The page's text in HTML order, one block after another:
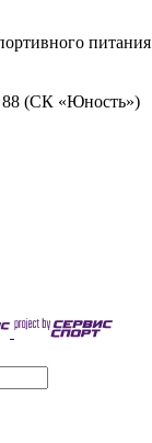
питания
(СК «Юность»)